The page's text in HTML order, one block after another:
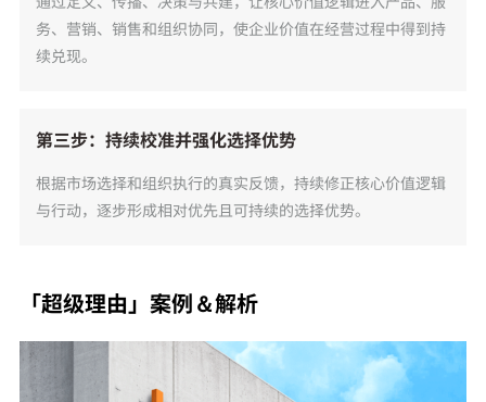
务、营销、销售和组织协同，使企业价值在经营过程中得到持
续兑现。
第三步：持续校准并强化选择优势
根据市场选择和组织执行的真实反馈，持续修正核心价值逻辑
与行动，逐步形成相对优先且可持续的选择优势。
「超级理由」案例＆解析